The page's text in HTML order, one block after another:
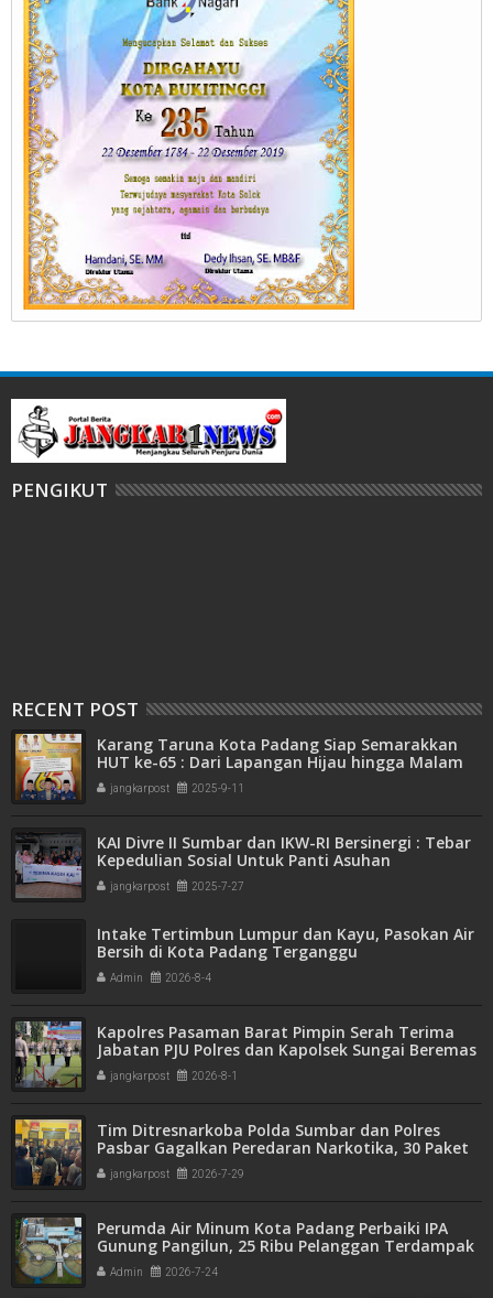
PENGIKUT
RECENT POST
Karang Taruna Kota Padang Siap Semarakkan
HUT ke-65 : Dari Lapangan Hijau hingga Malam
Kebersamaan
jangkarpost 2025-9-11
KAI Divre II Sumbar dan IKW-RI Bersinergi : Tebar
Kepedulian Sosial Untuk Panti Asuhan
jangkarpost 2025-7-27
Intake Tertimbun Lumpur dan Kayu, Pasokan Air
Bersih di Kota Padang Terganggu
Admin 2026-8-4
Kapolres Pasaman Barat Pimpin Serah Terima
Jabatan PJU Polres dan Kapolsek Sungai Beremas
jangkarpost 2026-8-1
Tim Ditresnarkoba Polda Sumbar dan Polres
Pasbar Gagalkan Peredaran Narkotika, 30 Paket
Ganja Kering Siap Edar Disita
jangkarpost 2026-7-29
Perumda Air Minum Kota Padang Perbaiki IPA
Gunung Pangilun, 25 Ribu Pelanggan Terdampak
Penyesuaian
Admin 2026-7-24